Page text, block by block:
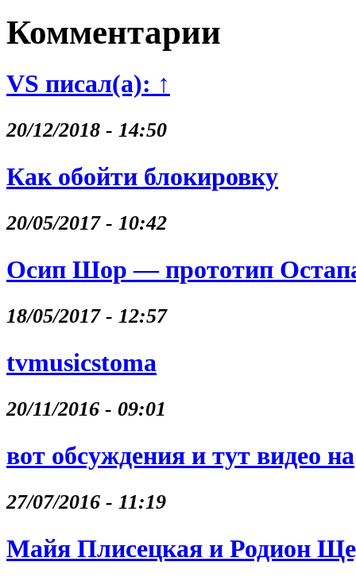
Комментарии
VS писал(а): ↑
20/12/2018 - 14:50
Как обойти блокировку
20/05/2017 - 10:42
Осип Шор — прототип
18/05/2017 - 12:57
tvmusicstoma
20/11/2016 - 09:01
вот обсуждения и тут видео на
27/07/2016 - 11:19
Майя Плисецкая и Родион